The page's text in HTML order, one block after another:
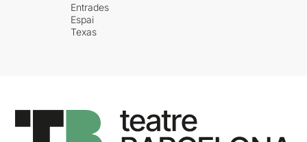
Entrades
Espai
Texas